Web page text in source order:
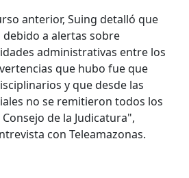
anterior, Suing detalló que
debido a alertas sobre
administrativas entre los
que hubo fue que
y que desde las
no se remitieron todos los
de la Judicatura",
con Teleamazonas.